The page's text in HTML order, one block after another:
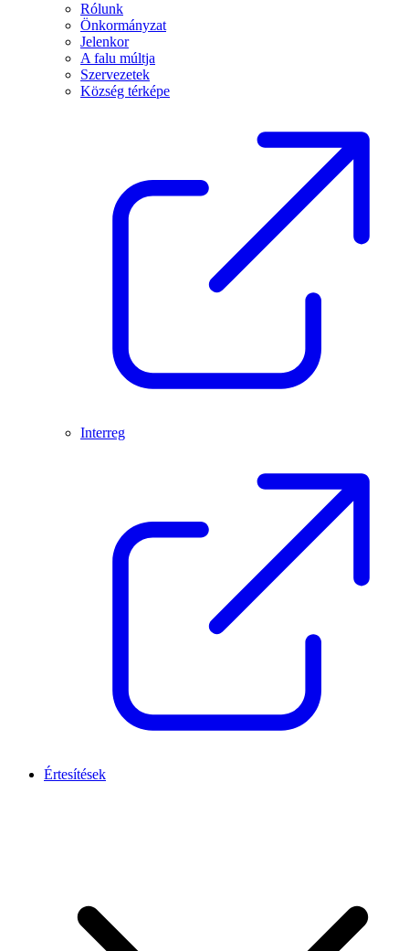
Rólunk
Önkormányzat
Jelenkor
A falu múltja
Szervezetek
Község térképe
Interreg
Értesítések